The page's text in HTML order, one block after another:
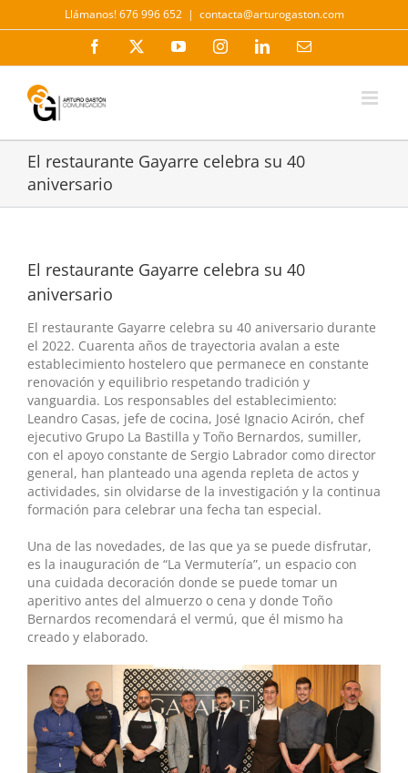
al
Llámanos! 676 996 652 | contacta@arturogaston.com
Facebook YouTubeInstagramLinkedInCorreo
El restaurante Gayarre celebra su 40
aniversario
El restaurante Gayarre celebra su 40
aniversario
El restaurante Gayarre celebra su 40 aniversario durante
el 2022. Cuarenta años de trayectoria avalan a este
establecimiento hostelero que permanece en constante
renovación y equilibrio respetando tradición y
vanguardia. Los responsables del establecimiento:
Leandro Casas, jefe de cocina, José Ignacio Acirón, chef
ejecutivo Grupo La Bastilla y Toño Bernardos, sumiller,
con el apoyo constante de Sergio Labrador como director
general, han planteado una agenda repleta de actos y
actividades, sin olvidarse de la investigación y la continua
formación para celebrar una fecha tan especial.
Una de las novedades, de las que ya se puede disfrutar,
es la inauguración de “La Vermutería”, un espacio con
una cuidada decoración donde se puede tomar un
aperitivo antes del almuerzo o cena y donde Toño
Bernardos recomendará el vermú, que él mismo ha
creado y elaborado.